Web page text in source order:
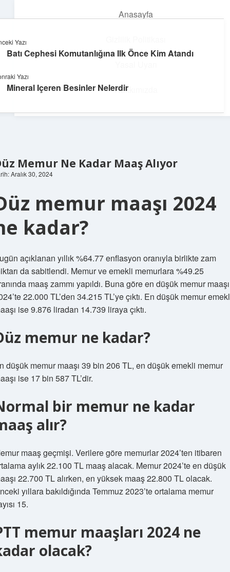
Anasayfa
Hakkımızda
Enerji Dolu Fikirler
Memur Ne Kadar Maaş Alıyor
Aralık 30, 2024
memur maaşı 2024
kadar?
açıklanan yıllık %64.77 enflasyon oranıyla birlikte zam
da sabitlendi. Memur ve emekli memurlara %49.25
maaş zammı yapıldı. Buna göre en düşük memur maaşı
22.000 TL’den 34.215 TL’ye çıktı. En düşük memur
ise 9.876 liradan 14.739 liraya çıktı.
memur ne kadar?
düşük memur maaşı 39 bin 206 TL, en düşük emekli memur
ise 17 bin 587 TL’dir.
bir memur ne kadar
alır?
maaş geçmişi. Verilere göre memurlar 2024’ten itibaren
aylık 22.100 TL maaş alacak. Memur 2024’te en düşük
22.700 TL alırken, en yüksek maaş 22.800 TL olacak.
yıllara bakıldığında Temmuz 2023’te ortalama memur
15.
memur maaşları 2024 ne
olacak?
Yazı
Batı Cephesi Komutanlığına Ilk Önce Kim Atandı
Yazı
Mineral Içeren Besinler Nelerdir